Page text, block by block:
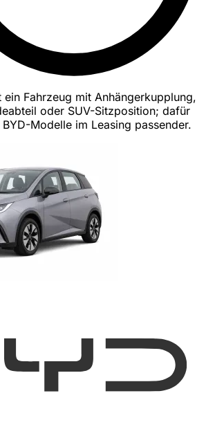
ein Fahrzeug mit Anhängerkupplung,
oder SUV-Sitzposition; dafür
Modelle im Leasing passender.